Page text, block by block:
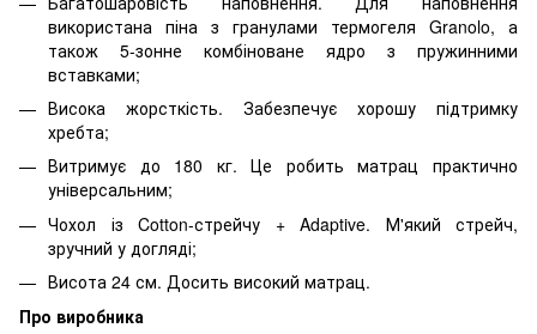
використана піна з гранулами термогеля Granolo, а
також 5-зонне комбіноване ядро ​​з пружинними
вставками;
Висока жорсткість. Забезпечує хорошу підтримку
хребта;
Витримує до 180 кг. Це робить матрац практично
універсальним;
Чохол із Cotton-стрейчу + Adaptive. М'який стрейч,
зручний у догляді;
Висота 24 см. Досить високий матрац.
Про виробника